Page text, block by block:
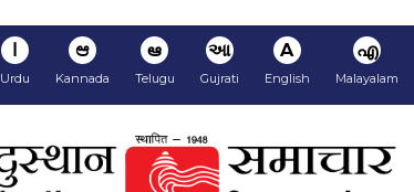
ا
Urdu
ಆ
Kannada
ఆ
Telugu
આ
Gujrati
A
English
എ
Malayalam